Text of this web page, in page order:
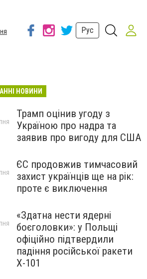
Рус
НОВИНИ
Трамп оцінив угоду з
Україною про надра та
заявив про вигоду для США
ЄС продовжив тимчасовий
захист українців ще на рік:
проте є виключення
«Здатна нести ядерні
боєголовки»: у Польщі
офіційно підтвердили
падіння російської ракети
Х-101